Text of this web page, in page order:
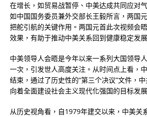
在增长，如贸易战暂停、中美达成共同应对
如中国国务委员兼外交部长王毅所言，两国
把舵引航的关键作用。两国元首此次视频会
效果，有助于推动中美关系回到健康稳定发
中美领导人会晤是今年以来一系列大国领导
一次，引发世人高度关注。从时间点上看，
结束，通过了历史性的“第三个决议”文件，
向着全面建设社会主义现代化强国的目标发展
从历史视角看，自1979年建交以来，中美关